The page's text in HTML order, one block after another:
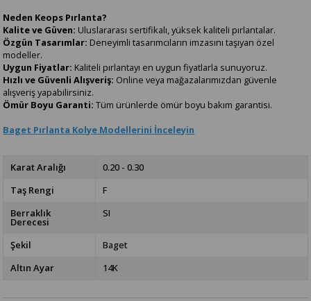
Neden Keops Pırlanta?
Kalite ve Güven: Uluslararası sertifikalı, yüksek kaliteli pırlantalar.
Özgün Tasarımlar: Deneyimli tasarımcıların imzasını taşıyan özel
modeller.
Uygun Fiyatlar: Kaliteli pırlantayı en uygun fiyatlarla sunuyoruz.
Hızlı ve Güvenli Alışveriş: Online veya mağazalarımızdan güvenle
alışveriş yapabilirsiniz.
Ömür Boyu Garanti: Tüm ürünlerde ömür boyu bakım garantisi.
Baget Pırlanta Kolye Modellerini İnceleyin
Karat Aralığı
0.20 - 0.30
Taş Rengi
F
Berraklık
Derecesi
SI
Şekil
Baget
Altın Ayar
14K